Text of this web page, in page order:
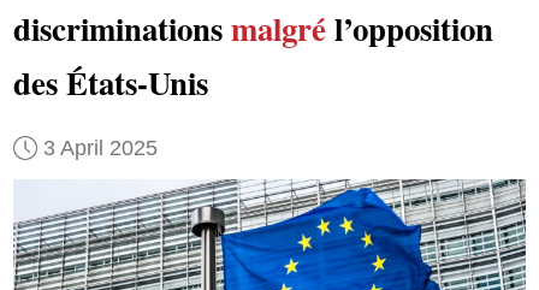
discriminationsmalgrél’opposition
des États-Unis
3 April 2025